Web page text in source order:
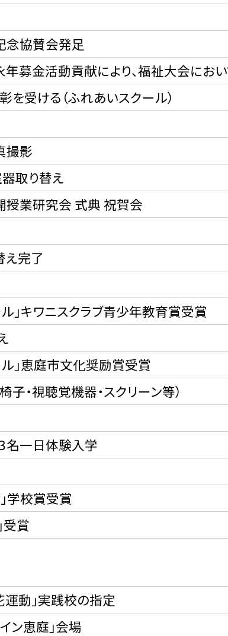
念協賛会発足
募金活動貢献により、福祉大会にお
受ける（ふれあいスクール）
撮影
取り替え
授業研究会 式典 祝賀会
え完了
」キワニスクラブ青少年教育賞受賞
」恵庭市文化奨励賞受賞
子・視聴覚機器・スクリーン等）
名一日体験入学
学校賞受賞
受賞
動」実践校の指定
ン恵庭」会場